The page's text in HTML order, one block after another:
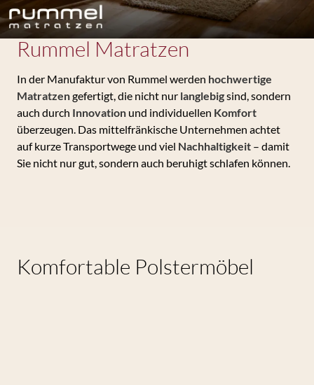
Rummel Matratzen
In der Manufaktur von Rummel werden hochwertige
Matratzengefertigt, die nicht nur langlebigsind, sondern
auch durch Innovation und individuellen Komfort
überzeugen. Das mittelfränkische Unternehmen achtet
auf kurze Transportwege und viel Nachhaltigkeit – damit
Sie nicht nur gut, sondern auch beruhigt schlafen können.
Komfortable Polstermöbel